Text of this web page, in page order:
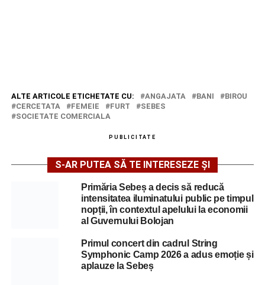
ALTE ARTICOLE ETICHETATE CU: ANGAJATA BANI
BIROU
CERCETATA
FEMEIE FURT
SEBES
SOCIETATE COMERCIALA
PUBLICITATE
S-AR PUTEA SĂ TE INTERESEZE ȘI
Primăria Sebeș a decis să reducă
intensitatea iluminatului public pe timpul
nopții, în contextul apelului la economii
al Guvernului Bolojan
Primul concert din cadrul String
Symphonic Camp 2026 a adus emoție și
aplauze la Sebeș